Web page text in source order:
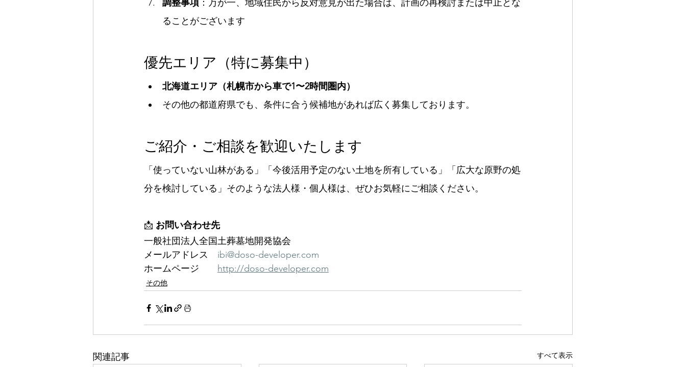
調整事項 ：万が一、地域住民から反対意見が出た場合は、計画の再検討または中止とな
ることがございます
優先エリア（特に募集中）
北海道エリア（札幌市から車で1〜2時間圏内）
その他の都道府県でも、条件に合う候補地があれば広く募集しております。
ご紹介・ご相談を歓迎いたします
「使っていない山林がある」「今後活用予定のない土地を所有している」「広大な原野の処
分を検討している」そのような法人様・個人様は、ぜひお気軽にご相談ください。
📩 お問い合わせ先
一般社団法人全国土葬墓地開発協会
メールアドレス ibi@doso-developer.com
ホームページ http://doso-developer.com
その他
関連記事 すべて表示